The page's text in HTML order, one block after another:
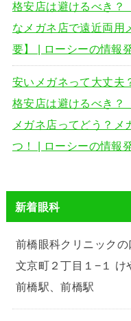
格安店は避けるべき？
なメガネ店で遠近両用
要】 | ローシーの情報
安いメガネって大丈夫
格安店は避けるべき？
メガネ店ってどう？メ
つ！ | ローシーの情報
新着眼科
前橋眼科クリニック
文京町２丁目１−１ け
前橋駅、前橋駅